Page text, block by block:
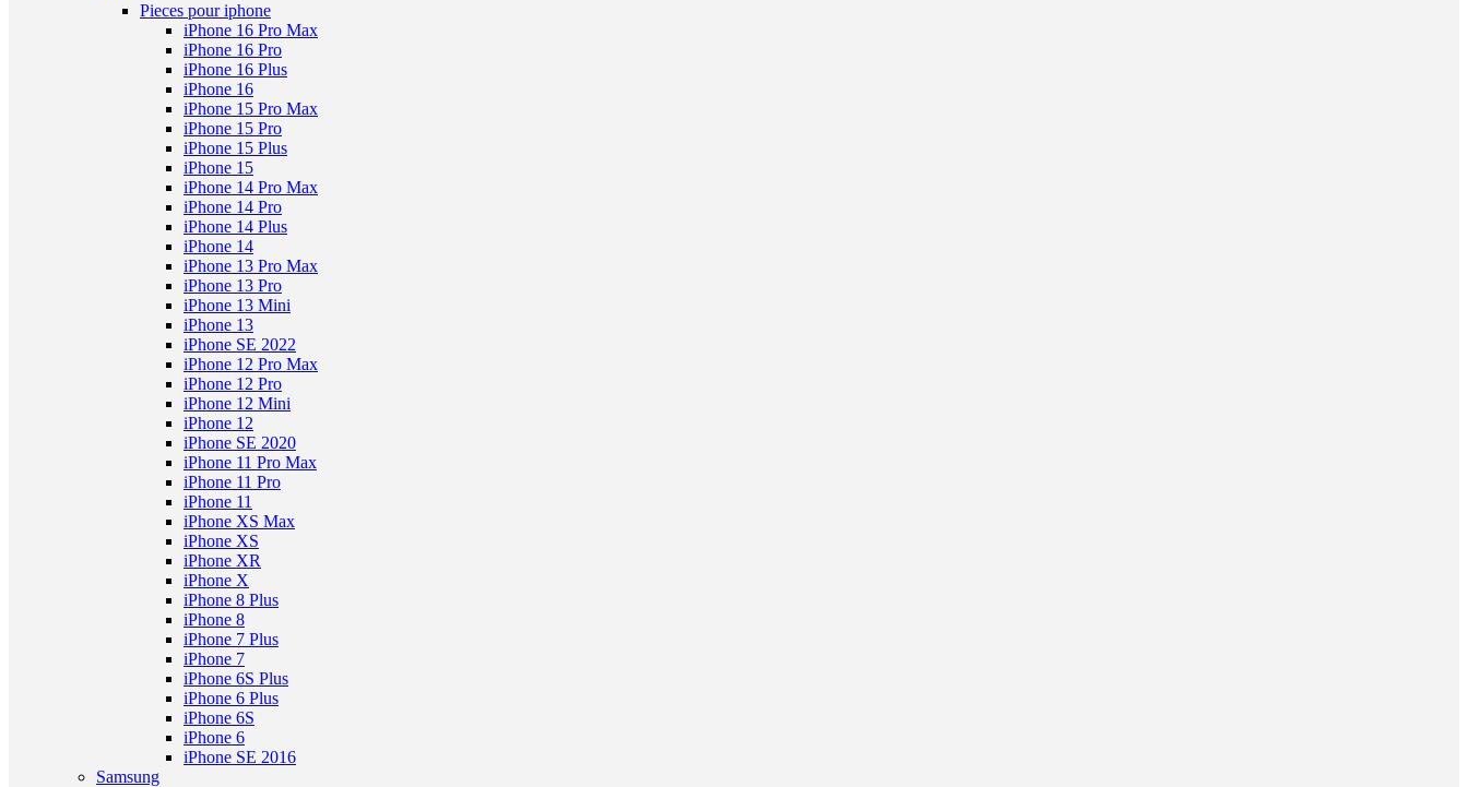
Pieces pour iphone
iPhone 16 Pro Max
iPhone 16 Pro
iPhone 16 Plus
iPhone 16
iPhone 15 Pro Max
iPhone 15 Pro
iPhone 15 Plus
iPhone 15
iPhone 14 Pro Max
iPhone 14 Pro
iPhone 14 Plus
iPhone 14
iPhone 13 Pro Max
iPhone 13 Pro
iPhone 13 Mini
iPhone 13
iPhone SE 2022
iPhone 12 Pro Max
iPhone 12 Pro
iPhone 12 Mini
iPhone 12
iPhone SE 2020
iPhone 11 Pro Max
iPhone 11 Pro
iPhone 11
iPhone XS Max
iPhone XS
iPhone XR
iPhone X
iPhone 8 Plus
iPhone 8
iPhone 7 Plus
iPhone 7
iPhone 6S Plus
iPhone 6 Plus
iPhone 6S
iPhone 6
iPhone SE 2016
Samsung